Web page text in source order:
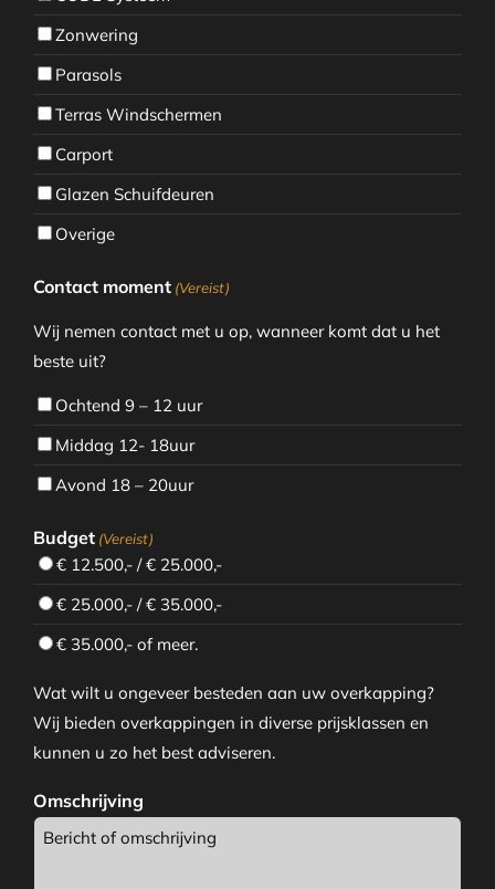
Zonwering
Parasols
Terras Windschermen
Carport
Glazen Schuifdeuren
Overige
Contact moment (Vereist)
Wij nemen contact met u op, wanneer komt dat u het
beste uit?
Ochtend 9 – 12 uur
Middag 12- 18uur
Avond 18 – 20uur
Budget (Vereist)
€ 12.500,- / € 25.000,-
€ 25.000,- / € 35.000,-
€ 35.000,- of meer.
Wat wilt u ongeveer besteden aan uw overkapping?
Wij bieden overkappingen in diverse prijsklassen en
kunnen u zo het best adviseren.
Omschrijving